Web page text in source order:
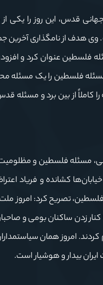
قدس، این روز را یکی
هدف از نامگذاری آخرین
فلسطین عنوان کرد و
مسئله فلسطین را یک
کاملاً از بین برد و مسئله
مسئله فلسطین و
کشانده و فریاد
تصریح کرد: امروز ملت
زدن ساکنان بومی و
کردند. امروز همان
ایران بیدار و هوشیار است.